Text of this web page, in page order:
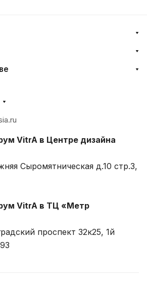
VitrA в Центре дизайна
Сыромятническая д.10 стр.3,
VitrA в ТЦ «Метр
проспект 32к25, 1й